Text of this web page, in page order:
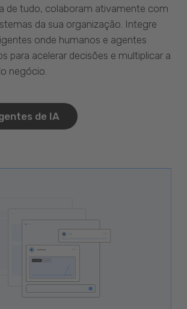
de tudo, colaboram ativamente com
da sua organização. Integre
onde humanos e agentes
para acelerar decisões e multiplicar a
negócio.
de IA